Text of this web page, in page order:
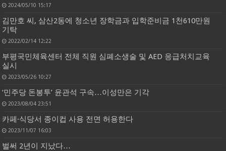
2024/05/10 15:17
김만호 씨, 삼산2동에 청소년 장학금과 입학준비금 1천610만원
기탁
2022/02/14 12:22
부평국민체육센터 전체 직원 심폐소생술 및 AED 응급처치교육
실시
2023/05/26 10:27
‘민주당 돈봉투’ 윤관석 구속…이성만은 기각
2023/08/04 23:51
카페·식당서 종이컵 사용 전면 허용한다
2023/11/07 16:03
벌써 2년이 지났다…